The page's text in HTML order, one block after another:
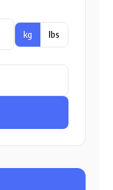
kg lbs